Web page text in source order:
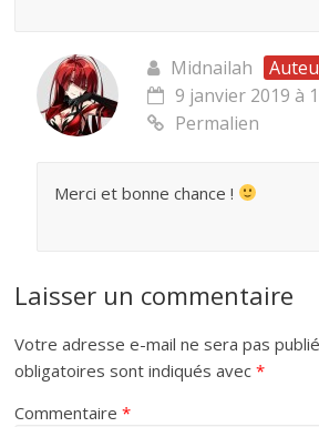
Midnailah
9 janvier 2019 à
Permalien
Merci et bonne chance !
Laisser un commentaire
Votre adresse e-mail ne sera pas
obligatoires sont indiqués avec*
Commentaire*